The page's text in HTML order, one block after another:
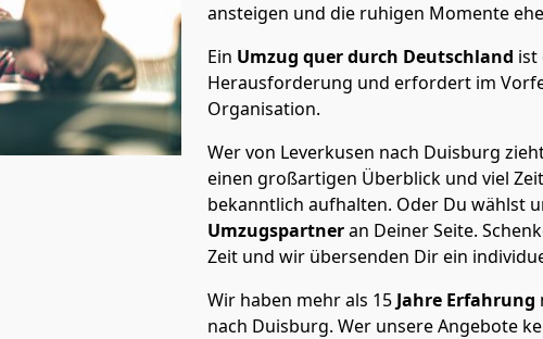
ansteigen und die ruhigen Momente
Ein Umzug quer durch Deutschland ist
Herausforderung und erfordert im
Organisation.
Wer von Leverkusen nach Duisburg
einen großartigen Überblick und viel
bekanntlich aufhalten. Oder Du wählst
Umzugspartneran Deiner Seite.
Zeit und wir übersenden Dir ein
Wir haben mehr als 15 Jahre Erfahrung
nach Duisburg. Wer unsere Angebote